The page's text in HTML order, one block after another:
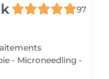
97
- Microneedling -